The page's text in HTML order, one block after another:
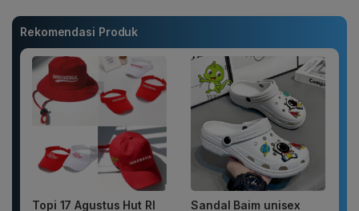
Rekomendasi Produk
Topi 17 Agustus Hut RI
Sandal Baim unisex